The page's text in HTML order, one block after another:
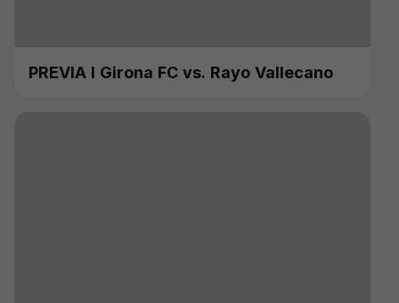
PREVIA I Girona FC vs. Rayo Vallecano